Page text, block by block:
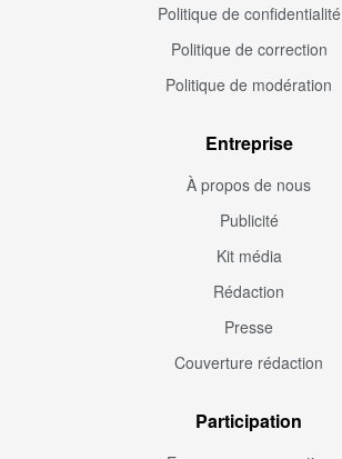
Politique de confidentialité
Politique de correction
Politique de modération
Entreprise
À propos de nous
Publicité
Kit média
Rédaction
Presse
Couverture rédaction
Participation